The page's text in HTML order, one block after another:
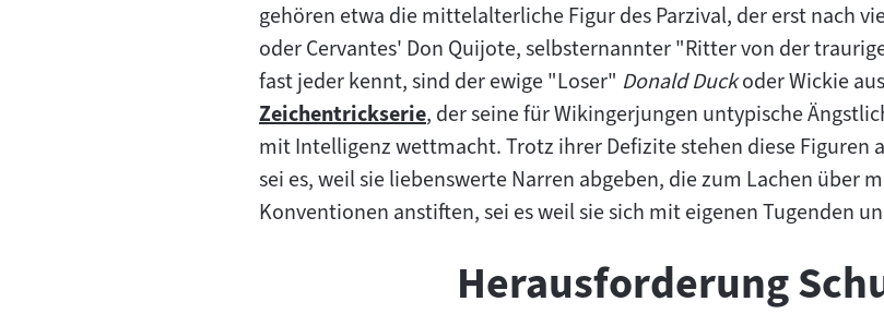
gehören etwa die mittelalterliche Figur des Parzival, der erst nach
oder Cervantes' Don Quijote, selbsternannter "Ritter von der
fast jeder kennt, sind der ewige "Loser" Donald Duckoder Wickie
Zum
Inhalt:
Zeichentrickserie, der seine für Wikingerjungen untypische
mit Intelligenz wettmacht. Trotz ihrer Defizite stehen diese Figuren
sei es, weil sie liebenswerte Narren abgeben, die zum Lachen über
Konventionen anstiften, sei es weil sie sich mit eigenen Tugenden
Herausforderung